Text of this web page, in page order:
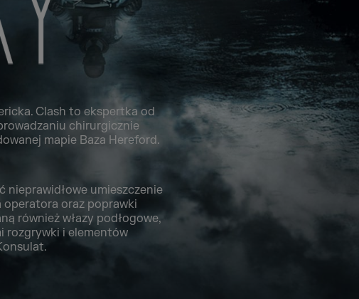
Clash to ekspertka od
chirurgicznie
mapie Baza Hereford.
nieprawidłowe umieszczenie
oraz poprawki
również włazy podłogowe,
rozgrywki i elementów